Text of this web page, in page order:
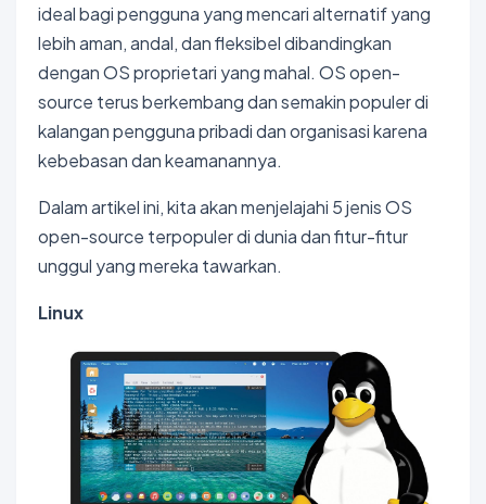
ideal bagi pengguna yang mencari alternatif yang
lebih aman, andal, dan fleksibel dibandingkan
dengan OS proprietari yang mahal. OS open-
source terus berkembang dan semakin populer di
kalangan pengguna pribadi dan organisasi karena
kebebasan dan keamanannya.
Dalam artikel ini, kita akan menjelajahi 5 jenis OS
open-source terpopuler di dunia dan fitur-fitur
unggul yang mereka tawarkan.
Linux